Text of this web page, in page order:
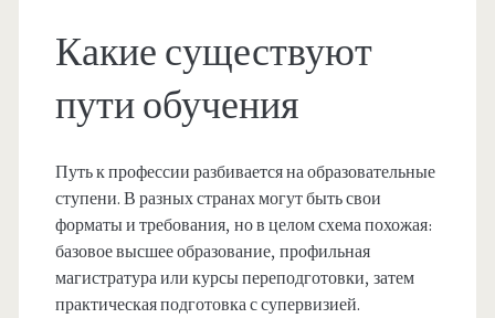
Какие существуют
пути обучения
Путь к профессии разбивается на образовательные
ступени. В разных странах могут быть свои
форматы и требования, но в целом схема похожая:
базовое высшее образование, профильная
магистратура или курсы переподготовки, затем
практическая подготовка с супервизией.